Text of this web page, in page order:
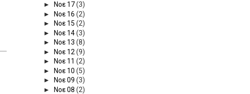
►
Νοε 17(3)
►
Νοε 16(2)
►
Νοε 15(2)
►
Νοε 14(3)
►
Νοε 13(8)
►
Νοε 12(9)
►
Νοε 11(2)
►
Νοε 10(5)
►
Νοε 09(3)
►
Νοε 08(2)